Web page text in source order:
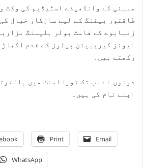
ممبئی کے وانکھیڈے اسٹیڈیم کی وکٹ
طاقتور بیٹنگ کے لیے سازگار خیال
زمبابوے کے فاسٹ بولر بلیسنگ
ایونز کیریبیئن بیٹرز کے قدم
رکھتے ہیں۔
اپنے نام کی ہیں۔
Print Email
WhatsApp